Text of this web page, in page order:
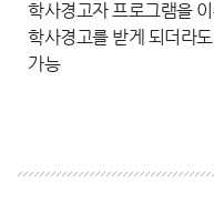
학사경고자 프로그램을
학사경고를 받게 되더라
가능